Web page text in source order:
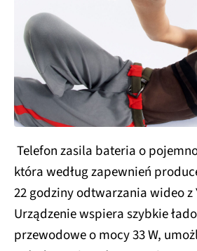
Telefon zasila bateria o
która według zapewnień
22 godziny odtwarzania wideo z
Urządzenie wspiera szybkie
przewodowe o mocy 33 W,